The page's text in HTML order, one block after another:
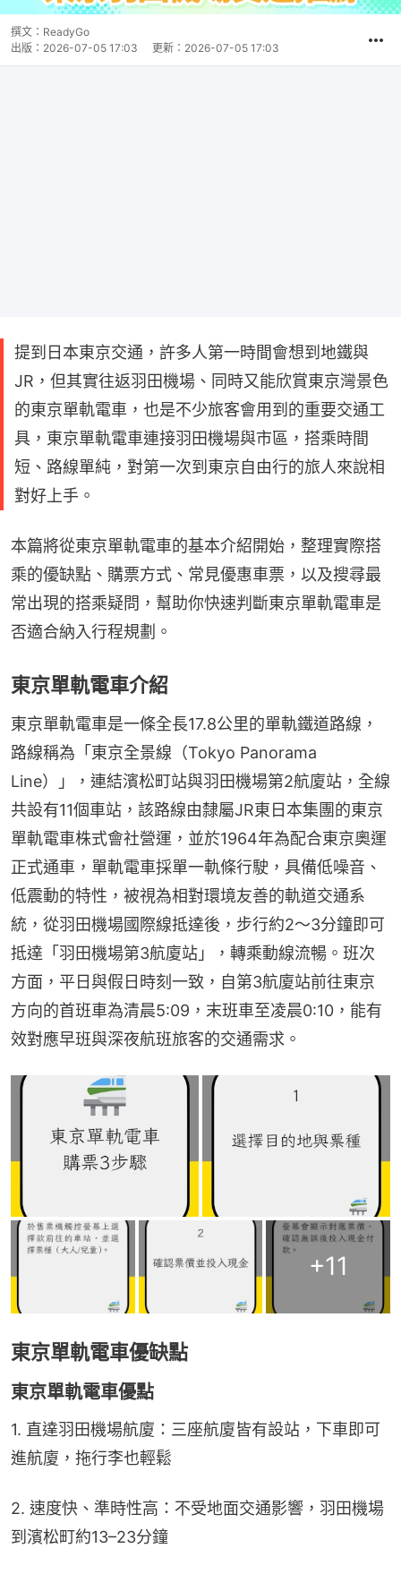
撰文： ReadyGo
出版： 2026-07-05 17:03 更新： 2026-07-05 17:03
提到日本東京交通，許多人第一時間會想到地鐵與
JR，但其實往返羽田機場、同時又能欣賞東京灣景色
的東京單軌電車，也是不少旅客會用到的重要交通工
具，東京單軌電車連接羽田機場與市區，搭乘時間
短、路線單純，對第一次到東京自由行的旅人來說相
對好上手。
本篇將從東京單軌電車的基本介紹開始，整理實際搭
乘的優缺點、購票方式、常見優惠車票，以及搜尋最
常出現的搭乘疑問，幫助你快速判斷東京單軌電車是
否適合納入行程規劃。
東京單軌電車介紹
東京單軌電車是一條全長17.8公里的單軌鐵道路線，
路線稱為「東京全景線（Tokyo Panorama
Line）」，連結濱松町站與羽田機場第2航廈站，全線
共設有11個車站，該路線由隸屬JR東日本集團的東京
單軌電車株式會社營運，並於1964年為配合東京奧運
正式通車，單軌電車採單一軌條行駛，具備低噪音、
低震動的特性，被視為相對環境友善的軌道交通系
統，從羽田機場國際線抵達後，步行約2～3分鐘即可
抵達「羽田機場第3航廈站」，轉乘動線流暢。班次
方面，平日與假日時刻一致，自第3航廈站前往東京
方向的首班車為清晨5:09，末班車至凌晨0:10，能有
效對應早班與深夜航班旅客的交通需求。
+11
東京單軌電車優缺點
東京單軌電車優點
1. 直達羽田機場航廈：三座航廈皆有設站，下車即可
進航廈，拖行李也輕鬆
2. 速度快、準時性高：不受地面交通影響，羽田機場
到濱松町約13–23分鐘